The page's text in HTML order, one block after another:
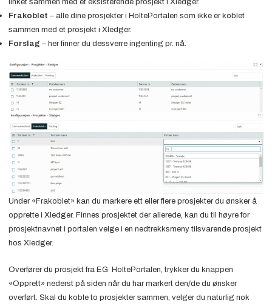
Frakoblet – alle dine prosjekter i HoltePortalen som ikke er koblet
sammen med et prosjekt i Xledger.
Forslag – her finner du dessverre ingenting pr. nå.
Under «Frakoblet» kan du markere ett eller flere prosjekter du ønsker å
opprette i Xledger. Finnes prosjektet der allerede, kan du til høyre for
prosjektnavnet i portalen velge i en nedtrekksmeny tilsvarende prosjekt
hos Xledger.
Overfører du prosjekt fra EG HoltePortalen, trykker du knappen
«Opprett» nederst på siden når du har markert den/de du ønsker
overført. Skal du koble to prosjekter sammen, velger du naturlig nok